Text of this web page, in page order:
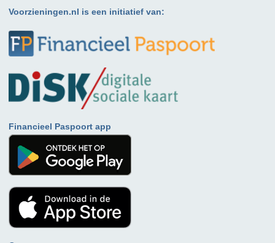
Voorzieningen.nl is een initiatief van:
Financieel Paspoort app